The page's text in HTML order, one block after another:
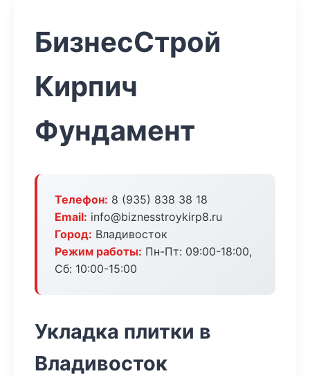
БизнесСтрой
Кирпич
Фундамент
Телефон: 8 (935) 838 38 18
Email: info@biznesstroykirp8.ru
Город: Владивосток
Режим работы: Пн-Пт: 09:00-18:00,
Сб: 10:00-15:00
Укладка плитки в
Владивосток